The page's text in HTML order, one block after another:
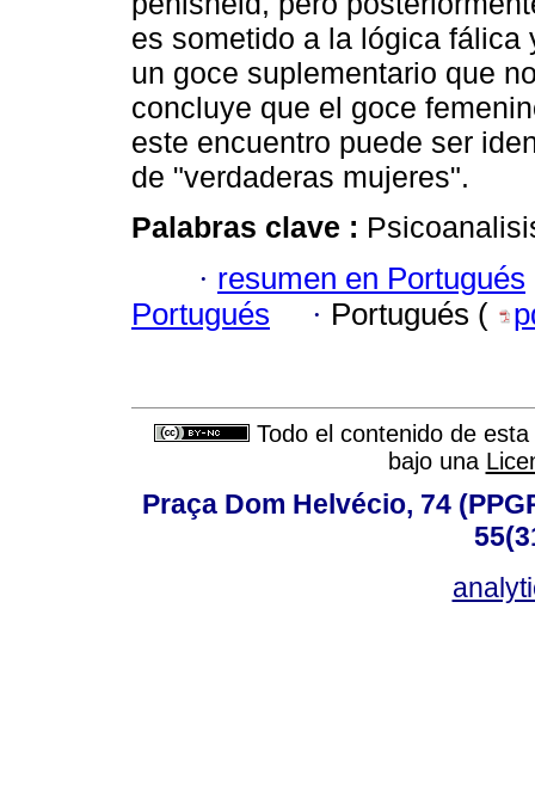
es sometido a la lógica fálica
un goce suplementario que
concluye que el goce
este encuentro puede ser
de "verdaderas mujeres".
Palabras clave :
· resumen en Portugués
Portugués
· Portugués (
Todo el contenido de
bajo una
Praça Dom Helvécio, 74